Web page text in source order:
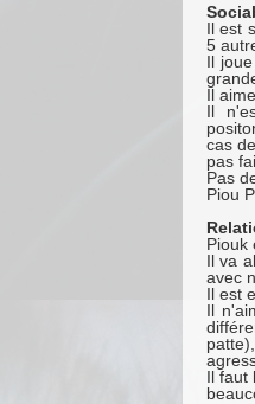
Il est
5
Il
Il
Il
cas
pas
Pas
Piou
Piouk
Il va
avec
Il est
Il
Il faut